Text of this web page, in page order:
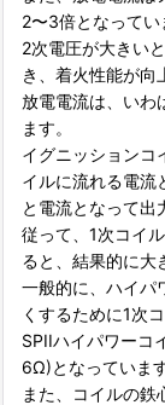
2〜3倍となってい
2次電圧が大きい
き、着火性能が向
放電電流は、いわ
ます。
イグニッションコ
イルに流れる電流
と電流となって出
従って、1次コイ
ると、結果的に大
一般的に、ハイパ
くするために1次
SPIIハイパワーコ
6Ω)となっています
また、コイルの